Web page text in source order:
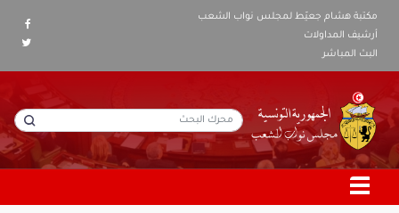
مكتبة هشام جعيّط لمجلس نواب الشعب
أرشيف المداولات
البث المباشر